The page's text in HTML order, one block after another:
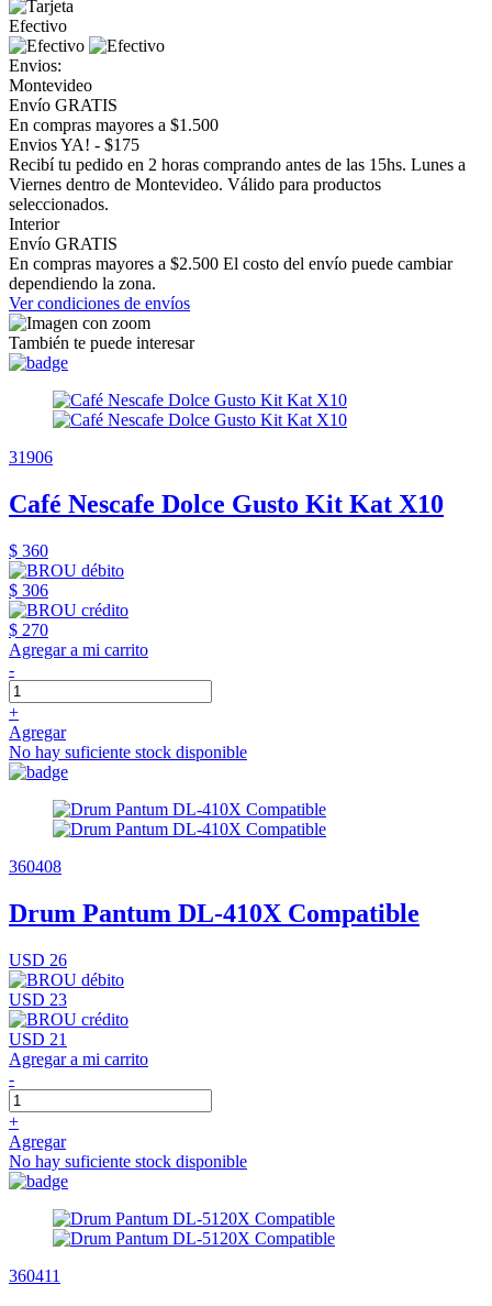
Efectivo
Envios:
Montevideo
Envío GRATIS
En compras mayores a $1.500
Envios YA! - $175
Recibí tu pedido en 2 horas comprando antes de las 15hs. Lunes a
Viernes dentro de Montevideo. Válido para productos
seleccionados.
Interior
Envío GRATIS
En compras mayores a $2.500 El costo del envío puede cambiar
dependiendo la zona.
Ver condiciones de envíos
También te puede interesar
31906
Café Nescafe Dolce Gusto Kit Kat X10
$ 360
$ 306
$ 270
Agregar a mi carrito
-
+
Agregar
No hay suficiente stock disponible
360408
Drum Pantum DL-410X Compatible
USD 26
USD 23
USD 21
Agregar a mi carrito
-
+
Agregar
No hay suficiente stock disponible
360411